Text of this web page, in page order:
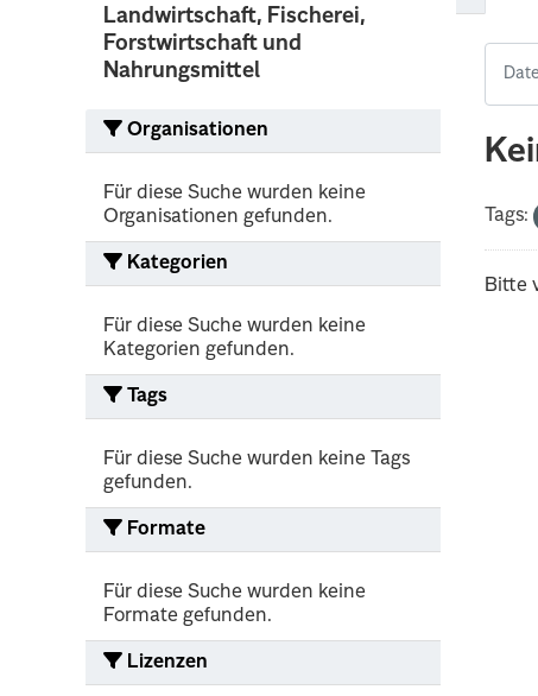
Landwirtschaft, Fischerei,
Forstwirtschaft und
Nahrungsmittel
Organisationen
Für diese Suche wurden keine
Organisationen gefunden.
Kategorien
Für diese Suche wurden keine
Kategorien gefunden.
Tags
Für diese Suche wurden keine Tags
gefunden.
Formate
Für diese Suche wurden keine
Formate gefunden.
Lizenzen
Tags:
Bitte